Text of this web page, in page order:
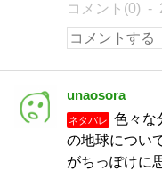
コメント(0)
unaosora
ネタバレ
色々な
の地球につい
がちっぽけに